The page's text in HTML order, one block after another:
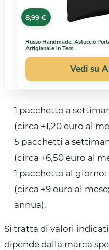
8,99 €
Russo Handmade: Astuccio
Artigianale in Tess…
Vedi su
1 pacchetto a
(circa +1,20 euro al
5 pacchetti a
(circa +6,50 euro al
1 pacchetto al giorno:
(circa +9 euro al
annua).
Si tratta di valori
dipende dalla marca